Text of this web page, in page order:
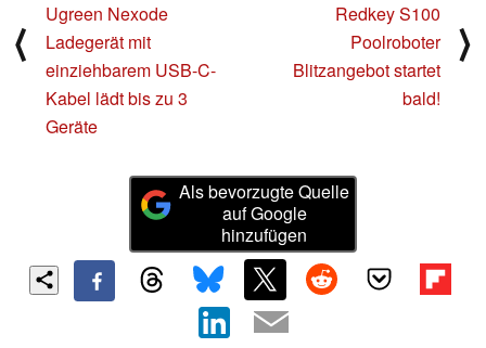
⟨
Ugreen Nexode
Ladegerät mit
einziehbarem USB-C-
Kabel lädt bis zu 3
Geräte
Redkey S100
Poolroboter
Blitzangebot startet
bald!
⟩
Als bevorzugte Quelle
auf Google
hinzufügen